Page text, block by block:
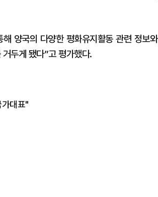
양국의 다양한 평화유지활동 관련 정보와
두게 됐다”고 평가했다.
대표"